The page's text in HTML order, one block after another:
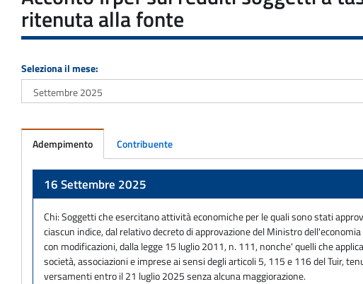
ritenuta alla fonte
Seleziona il mese:
Adempimento Contribuente
16 Settembre 2025
Chi:Soggetti che esercitano attività economiche per le quali sono stati
ciascun indice, dal relativo decreto di approvazione del Ministro
con modificazioni, dalla legge 15 luglio 2011, n. 111, nonche' quelli che
società, associazioni e imprese ai sensi degli articoli 5, 115 e 116 del Tuir,
versamenti entro il 21 luglio 2025 senza alcuna maggiorazione.